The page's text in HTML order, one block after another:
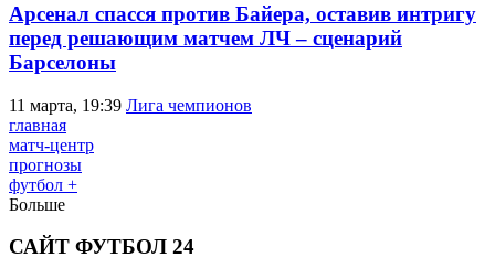
Арсенал спасся против Байера, оставив интригу
перед решающим матчем ЛЧ – сценарий
Барселоны
11 марта, 19:39 Лига чемпионов
главная
матч-центр
прогнозы
футбол +
Больше
САЙТ ФУТБОЛ 24